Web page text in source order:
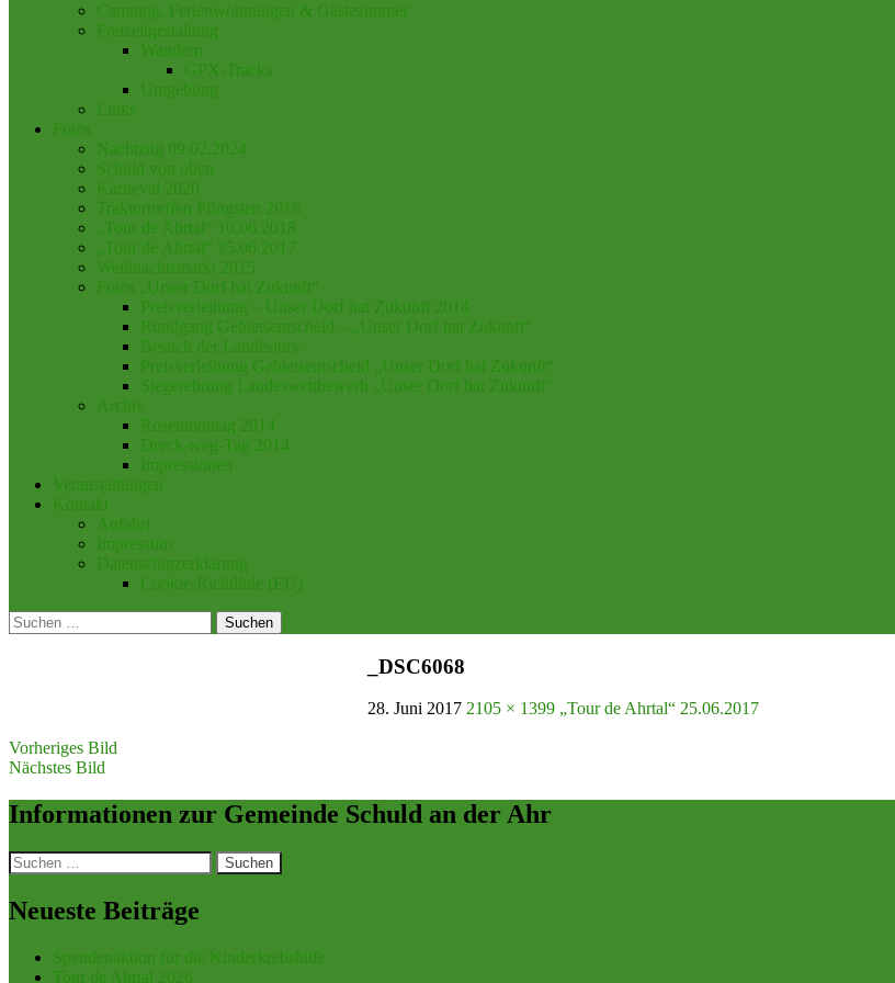
Camping, Ferienwohnungen & Gästezimmer
Freizeitgestaltung
Wandern
GPX-Tracks
Umgebung
Links
Fotos
Nachtzug 09.02.2024
Schuld von oben
Karneval 2020
Traktortreffen Pfingsten 2016
„Tour de Ahrtal“ 10.06.2018
„Tour de Ahrtal“ 25.06.2017
Weihnachtsmarkt 2015
Fotos „Unser Dorf hat Zukunft“
Preisverleihung – Unser Dorf hat Zukunft 2014
Rundgang Gebietsentscheid – „Unser Dorf hat Zukunft“
Besuch der Landesjury
Preisverleihung Gebietsentscheid „Unser Dorf hat Zukunft“
Siegerehrung Landeswettbewerb „Unser Dorf hat Zukunft“
Archiv
Rosenmontag 2014
Dreck-weg-Tag 2014
Impressionen
Veranstaltungen
Kontakt
Anfahrt
Impressum
Datenschutzerklärung
Cookie-Richtlinie (EU)
Suchen
nach:
_DSC6068
28. Juni 2017 2105 × 1399 „Tour de Ahrtal“ 25.06.2017
Vorheriges Bild
Nächstes Bild
Informationen zur Gemeinde Schuld an der Ahr
Suchen
nach:
Neueste Beiträge
Spendenaktion für die Kinderkrebshilfe
Tour de Ahrtal 2026